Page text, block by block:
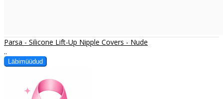
Parsa - Silicone Lift-Up Nipple Covers - Nude
..